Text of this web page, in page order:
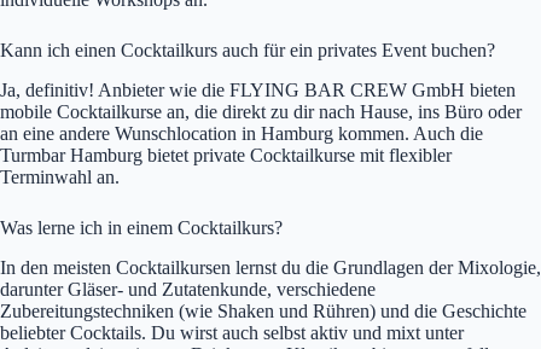
Kann ich einen Cocktailkurs auch für ein privates Event buchen?
Ja, definitiv! Anbieter wie die FLYING BAR CREW GmbH bieten
mobile Cocktailkurse an, die direkt zu dir nach Hause, ins Büro oder
an eine andere Wunschlocation in Hamburg kommen. Auch die
Turmbar Hamburg bietet private Cocktailkurse mit flexibler
Terminwahl an.
Was lerne ich in einem Cocktailkurs?
In den meisten Cocktailkursen lernst du die Grundlagen der Mixologie,
darunter Gläser- und Zutatenkunde, verschiedene
Zubereitungstechniken (wie Shaken und Rühren) und die Geschichte
beliebter Cocktails. Du wirst auch selbst aktiv und mixt unter